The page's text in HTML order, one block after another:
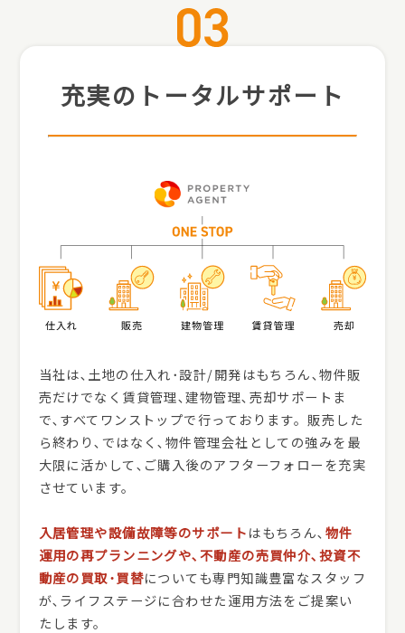
充実のトータルサポート
当社は､土地の仕入れ･設計/開発はもちろん､物件販
売だけでなく賃貸管理､建物管理､売却サポートま
で､すべてワンストップで行っております。販売した
ら終わり､ではなく､物件管理会社としての強みを最
大限に活かして､ご購入後のアフターフォローを充実
させています。
入居管理や設備故障等のサポートはもちろん､ 物件
運用の再プランニングや､不動産の売買仲介､投資不
動産の買取･買替についても専門知識豊富なスタッフ
が､ライフステージに合わせた運用方法をご提案い
たします。